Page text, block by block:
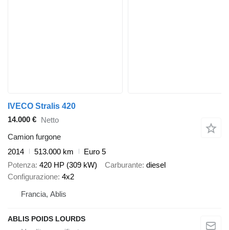
IVECO Stralis 420
14.000 € Netto
Camion furgone
2014
513.000 km
Euro 5
Potenza 420 HP (309 kW) Carburante diesel
Configurazione 4x2
Francia, Ablis
ABLIS POIDS LOURDS